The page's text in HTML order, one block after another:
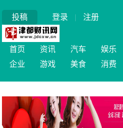
投稿 登录 | 注册
首页 资讯 汽车 娱乐
企业
游戏 美食 消费